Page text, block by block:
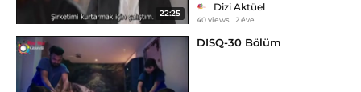
22:25
Dizi Aktüel
40 views 2 éve
DISQ-30 Bölüm